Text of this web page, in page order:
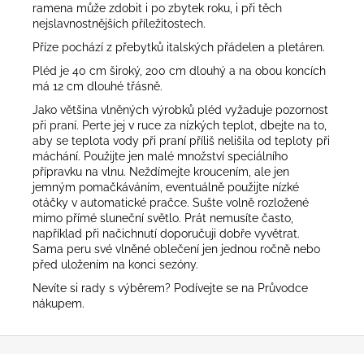
ramena může zdobit i po zbytek roku, i při těch
nejslavnostnějších příležitostech.
Příze pochází z přebytků italských přádelen a pletáren.
Pléd je 40 cm široký, 200 cm dlouhý a na obou koncích
má 12 cm dlouhé třásně.
Jako většina vlněných výrobků pléd vyžaduje pozornost
při praní. Perte jej v ruce za nízkých teplot, dbejte na to,
aby se teplota vody při praní příliš nelišila od teploty při
máchání. Použijte jen malé množství speciálního
přípravku na vlnu. Neždímejte kroucením, ale jen
jemným pomačkáváním, eventuálně použijte nízké
otáčky v automatické pračce. Sušte volně rozložené
mimo přímé sluneční světlo. Prát nemusíte často,
například při načichnutí doporučuji dobře vyvětrat.
Sama peru své vlněné oblečení jen jednou ročně nebo
před uložením na konci sezóny.
Nevíte si rady s výběrem? Podívejte se na Průvodce
nákupem.